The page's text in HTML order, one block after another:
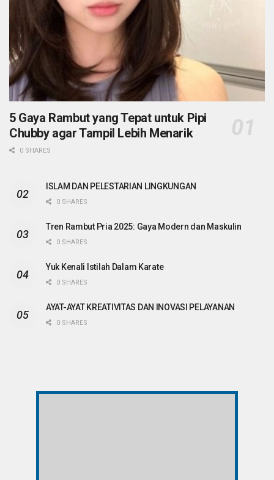
5 Gaya Rambut yang Tepat untuk Pipi
Chubby agar Tampil Lebih Menarik
0 SHARES
ISLAM DAN PELESTARIAN LINGKUNGAN
0 SHARES
Tren Rambut Pria 2025: Gaya Modern dan Maskulin
0 SHARES
Yuk Kenali Istilah Dalam Karate
0 SHARES
AYAT-AYAT KREATIVITAS DAN INOVASI PELAYANAN
0 SHARES